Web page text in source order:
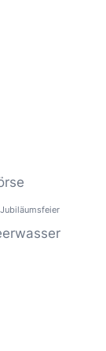
Jubiläumsfeier